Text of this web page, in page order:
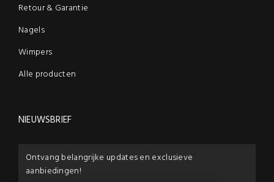
Retour & Garantie
Nagels
Wimpers
Alle producten
NIEUWSBRIEF
Ontvang belangrijke updates en exclusieve
aanbiedingen!